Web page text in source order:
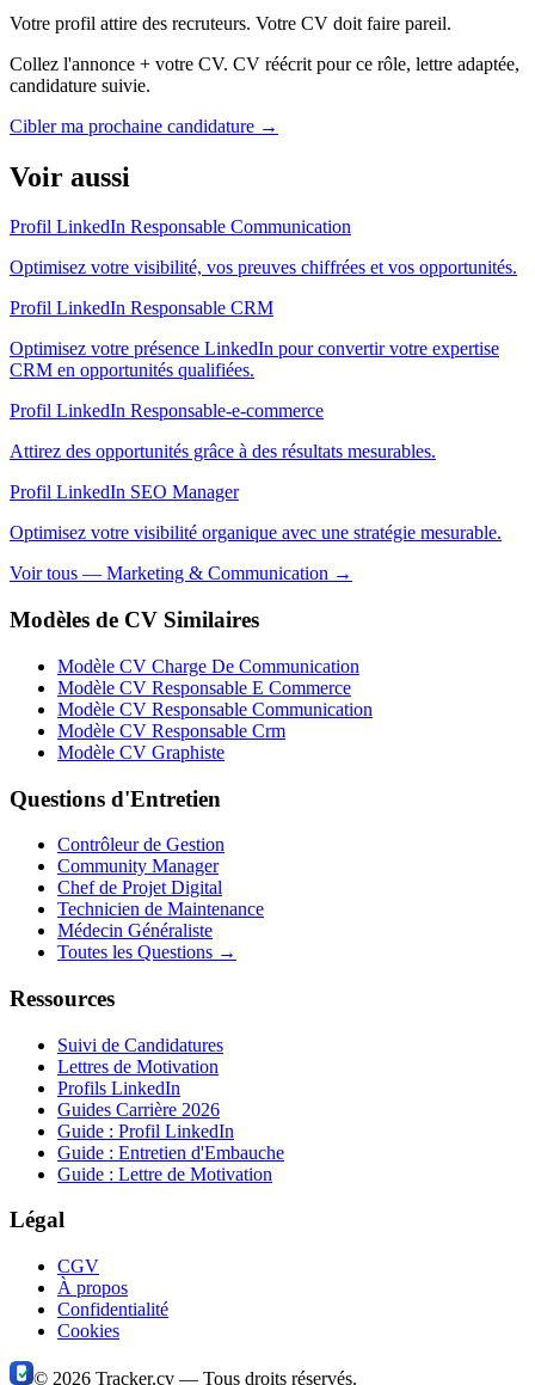
Votre profil attire des recruteurs. Votre CV doit faire pareil.
Collez l'annonce + votre CV. CV réécrit pour ce rôle, lettre adaptée,
candidature suivie.
Cibler ma prochaine candidature →
Voir aussi
Profil LinkedIn Responsable Communication
Optimisez votre visibilité, vos preuves chiffrées et vos opportunités.
Profil LinkedIn Responsable CRM
Optimisez votre présence LinkedIn pour convertir votre expertise
CRM en opportunités qualifiées.
Profil LinkedIn Responsable-e-commerce
Attirez des opportunités grâce à des résultats mesurables.
Profil LinkedIn SEO Manager
Optimisez votre visibilité organique avec une stratégie mesurable.
Voir tous — Marketing & Communication →
Modèles de CV Similaires
Modèle CV Charge De Communication
Modèle CV Responsable E Commerce
Modèle CV Responsable Communication
Modèle CV Responsable Crm
Modèle CV Graphiste
Questions d'Entretien
Contrôleur de Gestion
Community Manager
Chef de Projet Digital
Technicien de Maintenance
Médecin Généraliste
Toutes les Questions →
Ressources
Suivi de Candidatures
Lettres de Motivation
Profils LinkedIn
Guides Carrière 2026
Guide : Profil LinkedIn
Guide : Entretien d'Embauche
Guide : Lettre de Motivation
Légal
CGV
À propos
Confidentialité
Cookies
© 2026 Tracker.cv — Tous droits réservés.